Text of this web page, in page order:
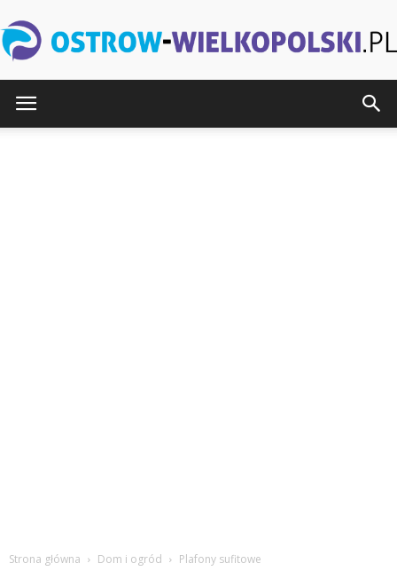
Strona główna Dom i ogród Plafony sufitowe